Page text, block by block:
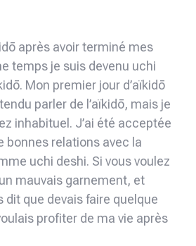
après avoir terminé mes
temps je suis devenu uchi
Mon premier jour d’aïkidō
parler de l’aïkidō, mais je
inhabituel. J’ai été acceptée
bonnes relations avec la
uchi deshi. Si vous voulez
mauvais garnement, et
dit que devais faire quelque
profiter de ma vie après